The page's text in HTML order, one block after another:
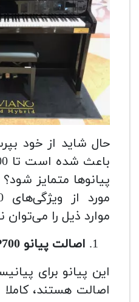
حال شاید از خود
پیانوها متمایز
موارد ذیل را می‌توان
اصالت پیانو
این پیانو برای
اصالت هستند،